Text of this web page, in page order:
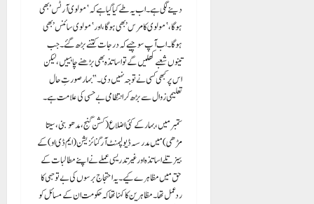
دینے لگی ہے۔ اب یہ طے کیا گیا ہے کہ ‘مولوی آرٹس’ بھی
ہوگا، ‘مولوی کامرس’ بھی ہوگا، اور ‘مولوی سائنس’ بھی
ہوگا۔ اب آپ سوچیے کہ درجات کتنے بڑھ گئے۔ جب
تینوں شعبے کھلیں گے تو اساتذہ بھی بڑھنے چاہییں، لیکن
اس پر کبھی کسی نے توجہ نہیں دی۔” بہار صورتِ حال
تعلیمی زوال سے بڑھ کر انتظامی بے حسی کی علامت ہے۔
ستمبر میں، بہار کے کئی اضلاع ( کشن گنج، مدھوبنی، سیتا
مڑھی ) میں مدرسہ ڈیولپمنٹ آرگنائزیشن (ایم ڈی او) کے
بینر تلے اساتذہ اور غیر تدریسی عملے نے اپنے مطالبات کے
حق میں مظاہرے کیے۔ یہ احتجاج برسوں کی بے توجہی کا
ردعمل تھا۔ مظاہرین کا کہنا تھا کہ حکومت ان کے مسائل کو